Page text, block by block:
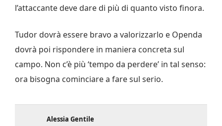
l’attaccante deve dare di più di quanto visto finora.
Tudor dovrà essere bravo a valorizzarlo e Openda
dovrà poi rispondere in maniera concreta sul
campo. Non c’è più ‘tempo da perdere’ in tal senso:
ora bisogna cominciare a fare sul serio.
Alessia Gentile